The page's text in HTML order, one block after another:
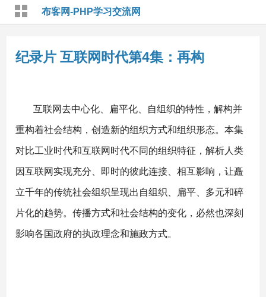
布客网-PHP学习交流网
纪录片 互联网时代第4集：再构
互联网去中心化、扁平化、自组织的特性，解构并
重构着社会结构，创造新的组织方式和组织形态。本集
对比工业时代和互联网时代不同的组织特征，解析人类
因互联网实现充分、即时的彼此连接、相互影响，让矗
立千年的传统社会组织呈现出自组织、扁平、多元和碎
片化的趋势。传播方式和社会结构的变化，必然也深刻
影响各国政府的执政理念和施政方式。